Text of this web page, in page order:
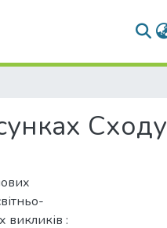
Сходу
викликів :